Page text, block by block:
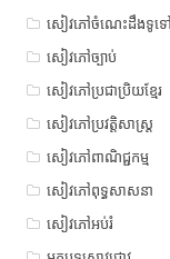
សៀវភៅចំណេះដឹងទូទៅ
សៀវភៅច្បាប់
សៀវភៅប្រជាប្រិយខ្មែរ
សៀវភៅប្រវត្តិសាស្រ្ត
សៀវភៅពាណិជ្ជកម្ម
សៀវភៅពុទ្ធសាសនា
សៀវភៅអប់រំ